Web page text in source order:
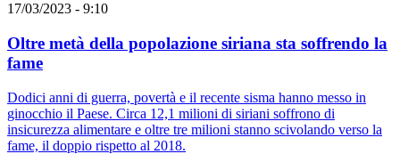
17/03/2023 - 9:10
Oltre metà della popolazione siriana sta soffrendo la
fame
Dodici anni di guerra, povertà e il recente sisma hanno messo in
ginocchio il Paese. Circa 12,1 milioni di siriani soffrono di
insicurezza alimentare e oltre tre milioni stanno scivolando verso la
fame, il doppio rispetto al 2018.